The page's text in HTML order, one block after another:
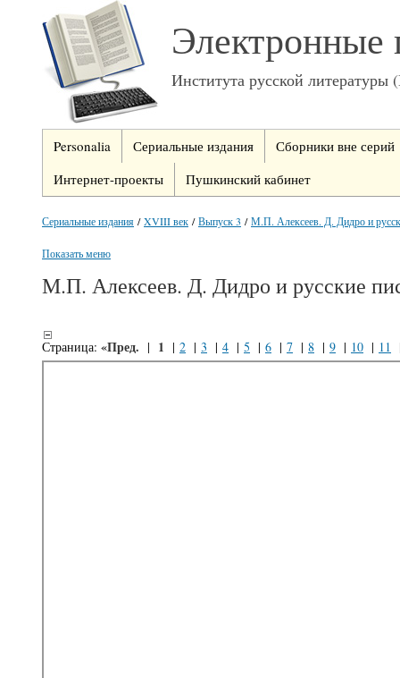
Электронные
Института русской
Personalia Сериальные издания
Сборники вне серий
Интернет-проекты
Пушкинский кабинет
Сериальные издания /XVIII век /Выпуск 3 /М.П. Алексеев. Д. Дидро и
Показать меню
М.П. Алексеев. Д. Дидро и русские
Страница: «Пред. | 1 | 2 | 3 | 4 | 5 | 6 | 7 | 8 | 9 | 10 | 11